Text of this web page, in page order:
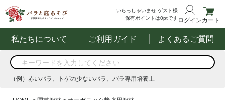
いらっしゃいませ ゲスト様
保有ポイントは0ptですログインカート
私たちについて ご利用ガイド よくあるご質問
商品を検索
する（例）赤いバラ、トゲの少ないバラ、バラ専用培養土